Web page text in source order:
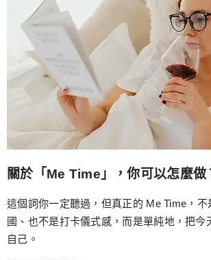
關於「Me Time」，你可以怎麼做
這個詞你一定聽過，但真正的 Me Time，不
國、也不是打卡儀式感，而是單純地，把今
自己。